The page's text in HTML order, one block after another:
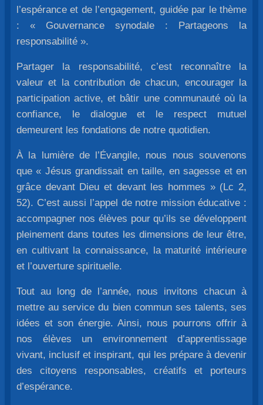
l’espérance et de l’engagement, guidée par le thème
: « Gouvernance synodale : Partageons la
responsabilité ».
Partager la responsabilité, c’est reconnaître la
valeur et la contribution de chacun, encourager la
participation active, et bâtir une communauté où la
confiance, le dialogue et le respect mutuel
demeurent les fondations de notre quotidien.
À la lumière de l’Évangile, nous nous souvenons
que « Jésus grandissait en taille, en sagesse et en
grâce devant Dieu et devant les hommes » (Lc 2,
52). C’est aussi l’appel de notre mission éducative :
accompagner nos élèves pour qu’ils se développent
pleinement dans toutes les dimensions de leur être,
en cultivant la connaissance, la maturité intérieure
et l’ouverture spirituelle.
Tout au long de l’année, nous invitons chacun à
mettre au service du bien commun ses talents, ses
idées et son énergie. Ainsi, nous pourrons offrir à
nos élèves un environnement d’apprentissage
vivant, inclusif et inspirant, qui les prépare à devenir
des citoyens responsables, créatifs et porteurs
d’espérance.